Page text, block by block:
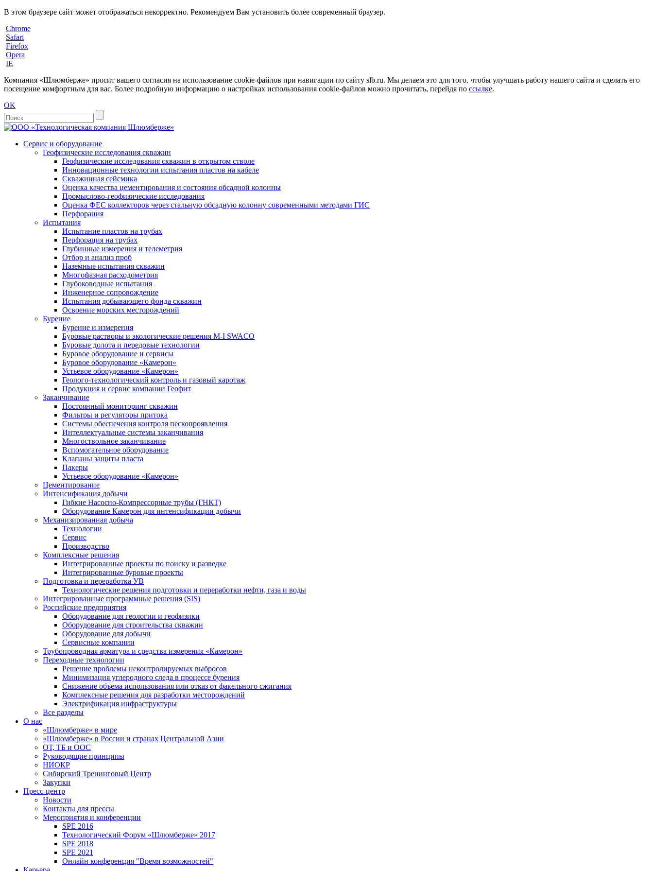
В этом браузере сайт может отображаться некорректно. Рекомендуем Вам установить более современный браузер.
Chrome
Safari
Firefox
Opera
IE
Компания «Шлюмберже» просит вашего согласия на использование cookie-файлов при навигации по сайту slb.ru. Мы делаем это для того, чтобы улучшать работу нашего сайта и сделать его
посещение комфортным для вас. Более подробную информацию о настройках использования cookie-файлов можно прочитать, перейдя по ссылке.
OK
Сервис и оборудование
Геофизические исследования скважин
Геофизические исследования скважин в открытом стволе
Инновационные технологии испытания пластов на кабеле
Скважинная сейсмика
Оценка качества цементирования и состояния обсадной колонны
Промыслово-геофизические исследования
Оценка ФЕС коллекторов через стальную обсадную колонну современными методами ГИС
Перфорация
Испытания
Испытание пластов на трубах
Перфорация на трубах
Глубинные измерения и телеметрия
Отбор и анализ проб
Наземные испытания скважин
Многофазная расходометрия
Глубоководные испытания
Инженерное сопровождение
Испытания добывающего фонда скважин
Освоение морских месторождений
Бурение
Бурение и измерения
Буровые растворы и экологические решения M-I SWACO
Буровые долота и передовые технологии
Буровое оборудование и сервисы
Буровое оборудование «Камерон»
Устьевое оборудование «Камерон»
Геолого-технологический контроль и газовый каротаж
Продукция и сервис компании Геофит
Заканчивание
Постоянный мониторинг скважин
Фильтры и регуляторы притока
Cистемы обеспечения контроля пескопроявления
Интеллектуальные системы заканчивания
Многоствольное заканчивание
Вспомогательное оборудование
Клапаны защиты пласта
Пакеры
Устьевое оборудование «Камерон»
Цементирование
Интенсификация добычи
Гибкие Насосно-Компрессорные трубы (ГНКТ)
Оборудование Камерон для интенсификации добычи
Механизированная добыча
Технологии
Сервис
Производство
Комплексные решения
Интегрированные проекты по поиску и разведке
Интегрированные буровые проекты
Подготовка и переработка УВ
Технологические решения подготовки и переработки нефти, газа и воды
Интегрированные программные решения (SIS)
Российские предприятия
Оборудование для геологии и геофизики
Оборудование для строительства скважин
Оборудование для добычи
Сервисные компании
Трубопроводная арматура и средства измерения «Камерон»
Переходные технологии
Решение проблемы неконтролируемых выбросов
Минимизация углеродного следа в процессе бурения
Снижение объема использования или отказ от факельного сжигания
Комплексные решения для разработки месторождений
Электрификация инфраструктуры
Все разделы
О нас
«Шлюмберже» в мире
«Шлюмберже» в России и странах Центральной Азии
ОТ, ТБ и ООС
Руководящие принципы
НИОКР
Сибирский Тренинговый Центр
Закупки
Пресс-центр
Новости
Контакты для прессы
Мероприятия и конференции
SPE 2016
Технологический Форум «Шлюмберже» 2017
SPE 2018
SPE 2021
Онлайн конференция "Время возможностей"